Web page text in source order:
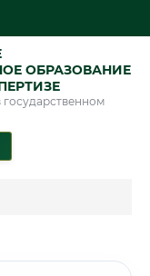
ОБРАЗОВАНИЕ